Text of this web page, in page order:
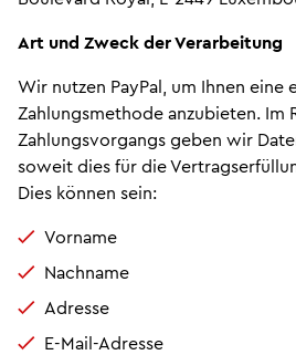
Art und Zweck der Verarbeitung
Wir nutzen PayPal, um Ihnen eine
Zahlungsmethode anzubieten. Im
Zahlungsvorgangs geben wir
soweit dies für die
Dies können sein:
Vorname
Nachname
Adresse
E-Mail-Adresse